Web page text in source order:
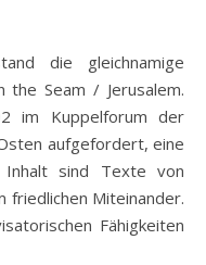
die gleichnamige
the Seam / Jerusalem.
im Kuppelforum der
aufgefordert, eine
Inhalt sind Texte von
friedlichen Miteinander.
Fähigkeiten